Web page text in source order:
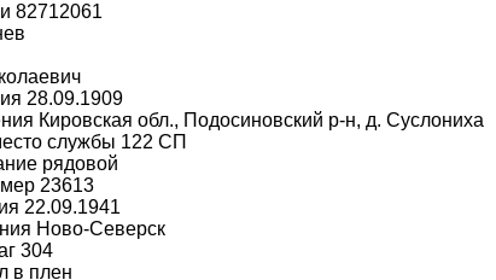
82712061
28.09.1909
Кировская обл., Подосиновский р-н, д. Суслониха
службы 122 СП
рядовой
23613
22.09.1941
Ново-Северск
304
в плен